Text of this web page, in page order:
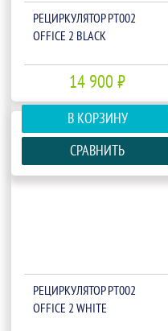
РЕЦИРКУЛЯТОР РТ002
OFFICE 2 BLACK
14 900 ₽
В КОРЗИНУ
СРАВНИТЬ
РЕЦИРКУЛЯТОР РТ002
OFFICE 2 WHITE